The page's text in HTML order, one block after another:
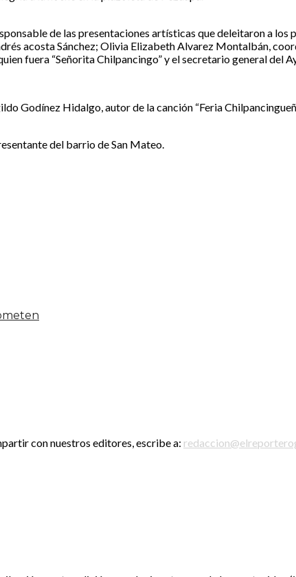
de las presentaciones artísticas que deleitaron a los
acosta Sánchez; Olivia Elizabeth Alvarez Montalbán,
fuera “Señorita Chilpancingo” y el secretario general del
Godínez Hidalgo, autor de la canción “Feria
del barrio de San Mateo.
con nuestros editores, escribe a: